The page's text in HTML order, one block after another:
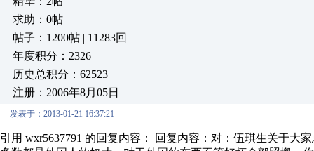
求助：0帖
帖子：1200帖 | 11283回
年度积分：2326
历史总积分：62523
注册：2006年8月05日
发表于：2013-01-21 16:37:21
引用 wxr5637791 的回复内容： 回复内容：对：伍琪生关于大